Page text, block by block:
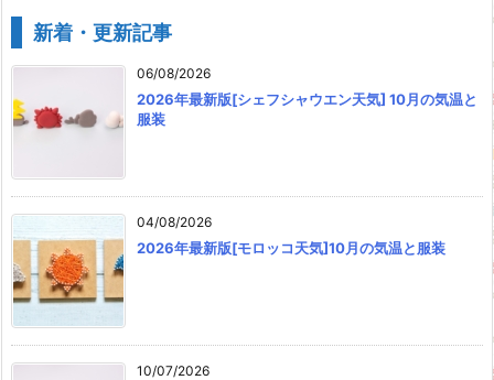
新着・更新記事
06/08/2026
2026年最新版[シェフシャウエン天気] 10月の気温と
服装
04/08/2026
2026年最新版[モロッコ天気]10月の気温と服装
10/07/2026